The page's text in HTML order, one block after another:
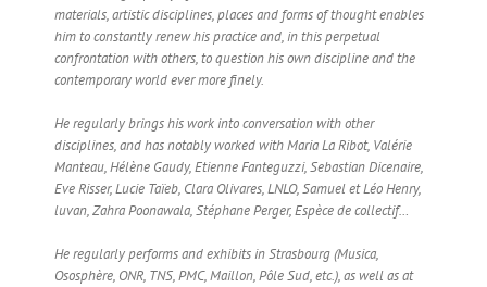
materials, artistic disciplines, places and forms of thought enables
him to constantly renew his practice and, in this perpetual
confrontation with others, to question his own discipline and the
contemporary world ever more finely.
He regularly brings his work into conversation with other
disciplines, and has notably worked with Maria La Ribot, Valérie
Manteau, Hélène Gaudy, Etienne Fanteguzzi, Sebastian Dicenaire,
Eve Risser, Lucie Taïeb, Clara Olivares, LNLO, Samuel et Léo Henry,
luvan, Zahra Poonawala, Stéphane Perger, Espèce de collectif…
He regularly performs and exhibits in Strasbourg (Musica,
Ososphère, ONR, TNS, PMC, Maillon, Pôle Sud, etc.), as well as at